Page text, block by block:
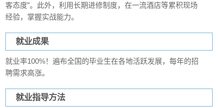
客态度”。此外，利用长期进修制度，在一流酒店等累积现场
经验，掌握实战能力。
就业成果
就业率100%！遍布全国的毕业生在各地活跃发展，每年的招
聘需求高涨。
就业指导方法